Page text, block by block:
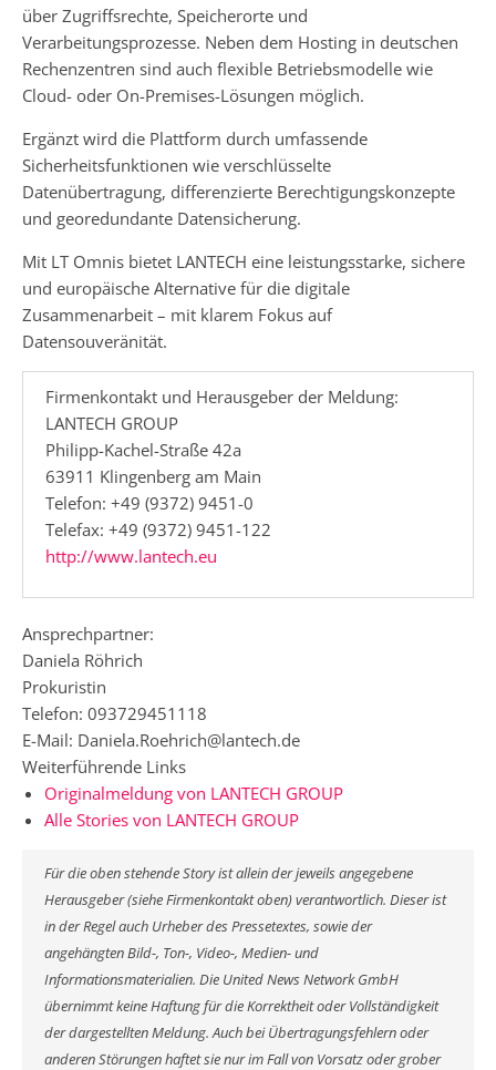
über Zugriffsrechte, Speicherorte und
Verarbeitungsprozesse. Neben dem Hosting in deutschen
Rechenzentren sind auch flexible Betriebsmodelle wie
Cloud- oder On-Premises-Lösungen möglich.
Ergänzt wird die Plattform durch umfassende
Sicherheitsfunktionen wie verschlüsselte
Datenübertragung, differenzierte Berechtigungskonzepte
und georedundante Datensicherung.
Mit LT Omnis bietet LANTECH eine leistungsstarke, sichere
und europäische Alternative für die digitale
Zusammenarbeit – mit klarem Fokus auf
Datensouveränität.
Firmenkontakt und Herausgeber der Meldung:
LANTECH GROUP
Philipp-Kachel-Straße 42a
63911 Klingenberg am Main
Telefon: +49 (9372) 9451-0
Telefax: +49 (9372) 9451-122
http://www.lantech.eu
Ansprechpartner:
Daniela Röhrich
Prokuristin
Telefon: 093729451118
E-Mail: Daniela.Roehrich@lantech.de
Weiterführende Links
Originalmeldung von LANTECH GROUP
Alle Stories von LANTECH GROUP
Für die oben stehende Story ist allein der jeweils angegebene
Herausgeber (siehe Firmenkontakt oben) verantwortlich. Dieser ist
in der Regel auch Urheber des Pressetextes, sowie der
angehängten Bild-, Ton-, Video-, Medien- und
Informationsmaterialien. Die United News Network GmbH
übernimmt keine Haftung für die Korrektheit oder Vollständigkeit
der dargestellten Meldung. Auch bei Übertragungsfehlern oder
anderen Störungen haftet sie nur im Fall von Vorsatz oder grober